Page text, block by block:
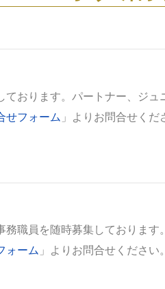
おります。パートナー、ジ
せフォーム 」よりお問合せくだ
職員を随時募集しておりま
ォーム 」よりお問合せください。